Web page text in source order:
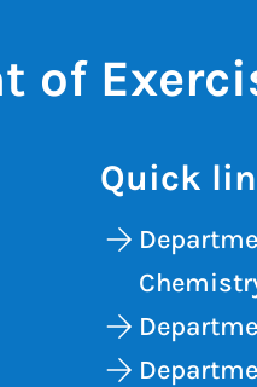
of
Quick